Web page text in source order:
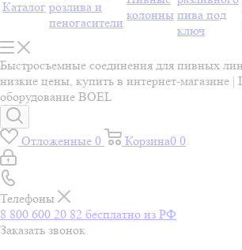
Каталог розлива и
пеногасители
колонны пива под
ключ
Быстросъемные соединения для пивных
низкие цены, купить в интернет-магазине |
оборудование BOEL
Отложенные 0 Корзина0 0
Телефоны
8 800 600 20 82 бесплатно из РФ
Заказать звонок